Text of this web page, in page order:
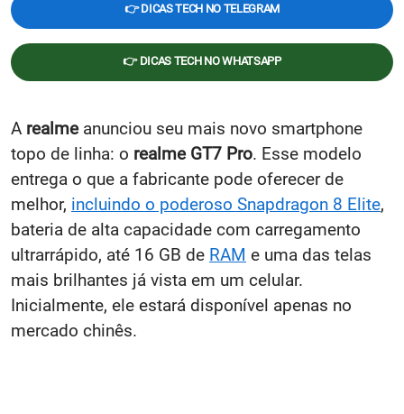
👉 DICAS TECH NO TELEGRAM
👉 DICAS TECH NO WHATSAPP
A realme anunciou seu mais novo smartphone
topo de linha: o realme GT7 Pro. Esse modelo
entrega o que a fabricante pode oferecer de
melhor, incluindo o poderoso Snapdragon 8 Elite,
bateria de alta capacidade com carregamento
ultrarrápido, até 16 GB de RAM e uma das telas
mais brilhantes já vista em um celular.
Inicialmente, ele estará disponível apenas no
mercado chinês.